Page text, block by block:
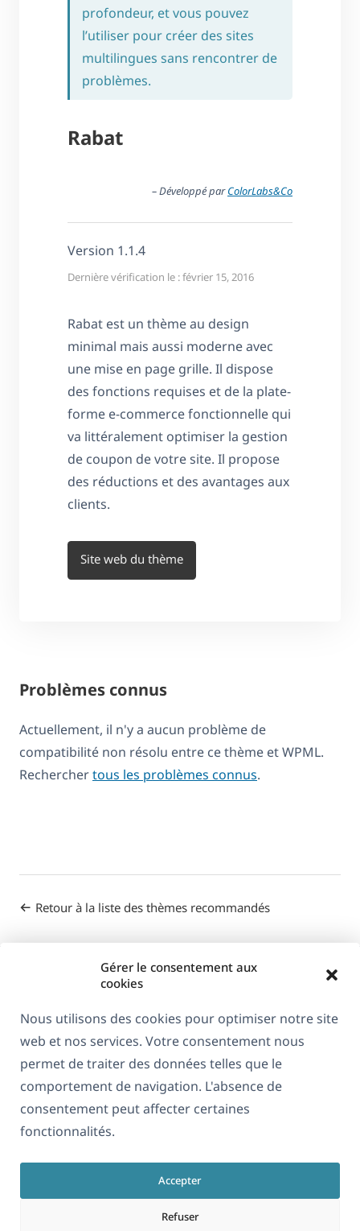
Gérer le consentement aux
cookies
Nous utilisons des cookies pour optimiser notre site
web et nos services. Votre consentement nous
permet de traiter des données telles que le
comportement de navigation. L'absence de
consentement peut affecter certaines
fonctionnalités.
Accepter
Refuser
profondeur, et vous pouvez
l’utiliser pour créer des sites
multilingues sans rencontrer de
problèmes.
Rabat
– Développé parColorLabs&Co
Version 1.1.4
Dernière vérification le : février 15, 2016
Rabat est un thème au design
minimal mais aussi moderne avec
une mise en page grille. Il dispose
des fonctions requises et de la plate-
forme e-commerce fonctionnelle qui
va littéralement optimiser la gestion
de coupon de votre site. Il propose
des réductions et des avantages aux
clients.
Site web du thème
Problèmes connus
Actuellement, il n'y a aucun problème de
compatibilité non résolu entre ce thème et WPML.
Recherchertous les problèmes connus.
Retour à la liste des thèmes recommandés
Français
RGPD & Politique de confidentialité
Rejoignez notre équipe
fenêtre)
dans
une
nouvelle
fenêtre)
dans
une
nouvelle
fenêtre)
dans
nouvelle